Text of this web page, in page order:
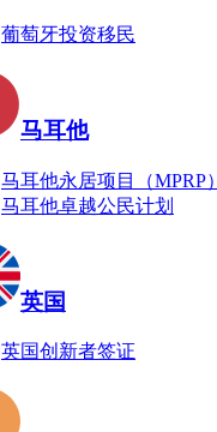
葡萄牙投资移民
马耳他
马耳他永居项目（MPRP）
马耳他卓越公民计划
英国
英国创新者签证